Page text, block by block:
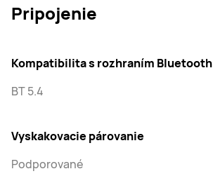
Pripojenie
Kompatibilita s rozhraním Bluetooth
BT 5.4
Vyskakovacie párovanie
Podporované